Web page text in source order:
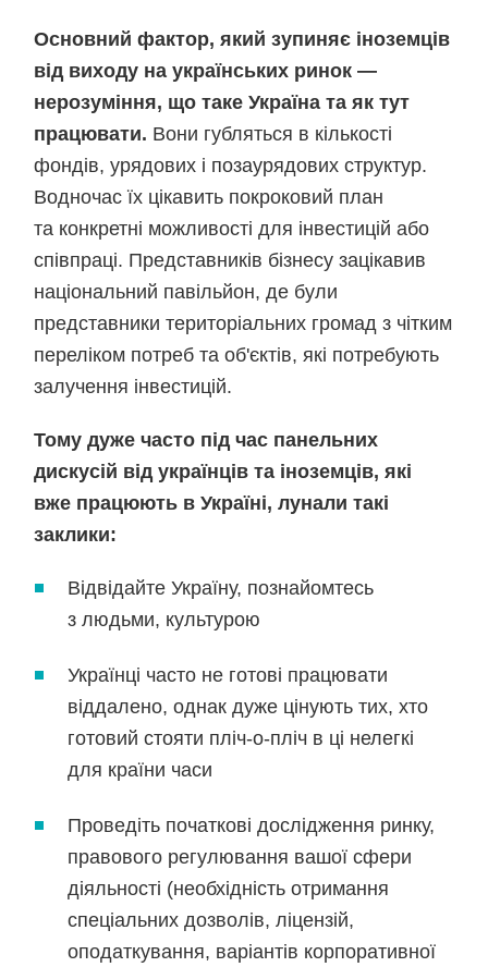
Основний фактор, який зупиняє іноземців
від виходу на українських ринок —
нерозуміння, що таке Україна та як тут
працювати. Вони губляться в кількості
фондів, урядових і позаурядових структур.
Водночас їх цікавить покроковий план
та конкретні можливості для інвестицій або
співпраці. Представників бізнесу зацікавив
національний павільйон, де були
представники територіальних громад з чітким
переліком потреб та об'єктів, які потребують
залучення інвестицій.
Тому дуже часто під час панельних
дискусій від українців та іноземців, які
вже працюють в Україні, лунали такі
заклики:
Відвідайте Україну, познайомтесь
з людьми, культурою
Українці часто не готові працювати
віддалено, однак дуже цінують тих, хто
готовий стояти пліч-о-пліч в ці нелегкі
для країни часи
Проведіть початкові дослідження ринку,
правового регулювання вашої сфери
діяльності (необхідність отримання
спеціальних дозволів, ліцензій,
оподаткування, варіантів корпоративної